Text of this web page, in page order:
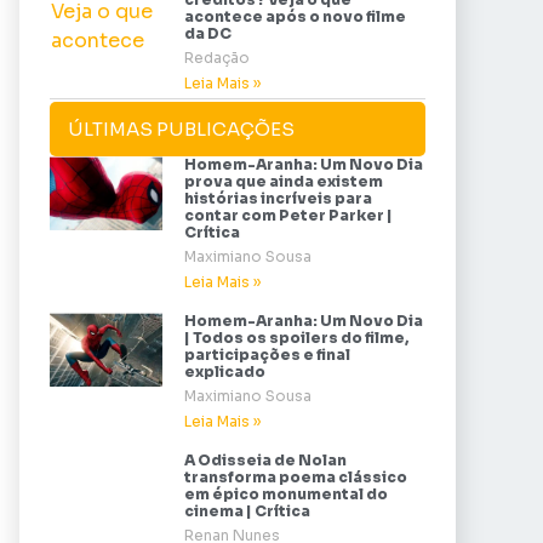
acontece após o novo filme
da DC
Redação
Leia Mais »
ÚLTIMAS PUBLICAÇÕES
Homem-Aranha: Um Novo Dia
prova que ainda existem
histórias incríveis para
contar com Peter Parker |
Crítica
Maximiano Sousa
Leia Mais »
Homem-Aranha: Um Novo Dia
| Todos os spoilers do filme,
participações e final
explicado
Maximiano Sousa
Leia Mais »
A Odisseia de Nolan
transforma poema clássico
em épico monumental do
cinema | Crítica
Renan Nunes